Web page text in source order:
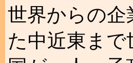
世界からの
た中近東ま